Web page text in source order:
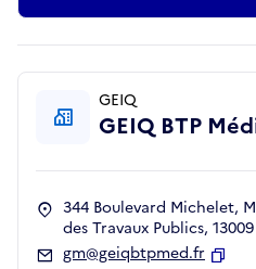
GEIQ
GEIQ BTP
344 Boulevard Michelet,
des Travaux Publics,
gm@geiqbtpmed.fr